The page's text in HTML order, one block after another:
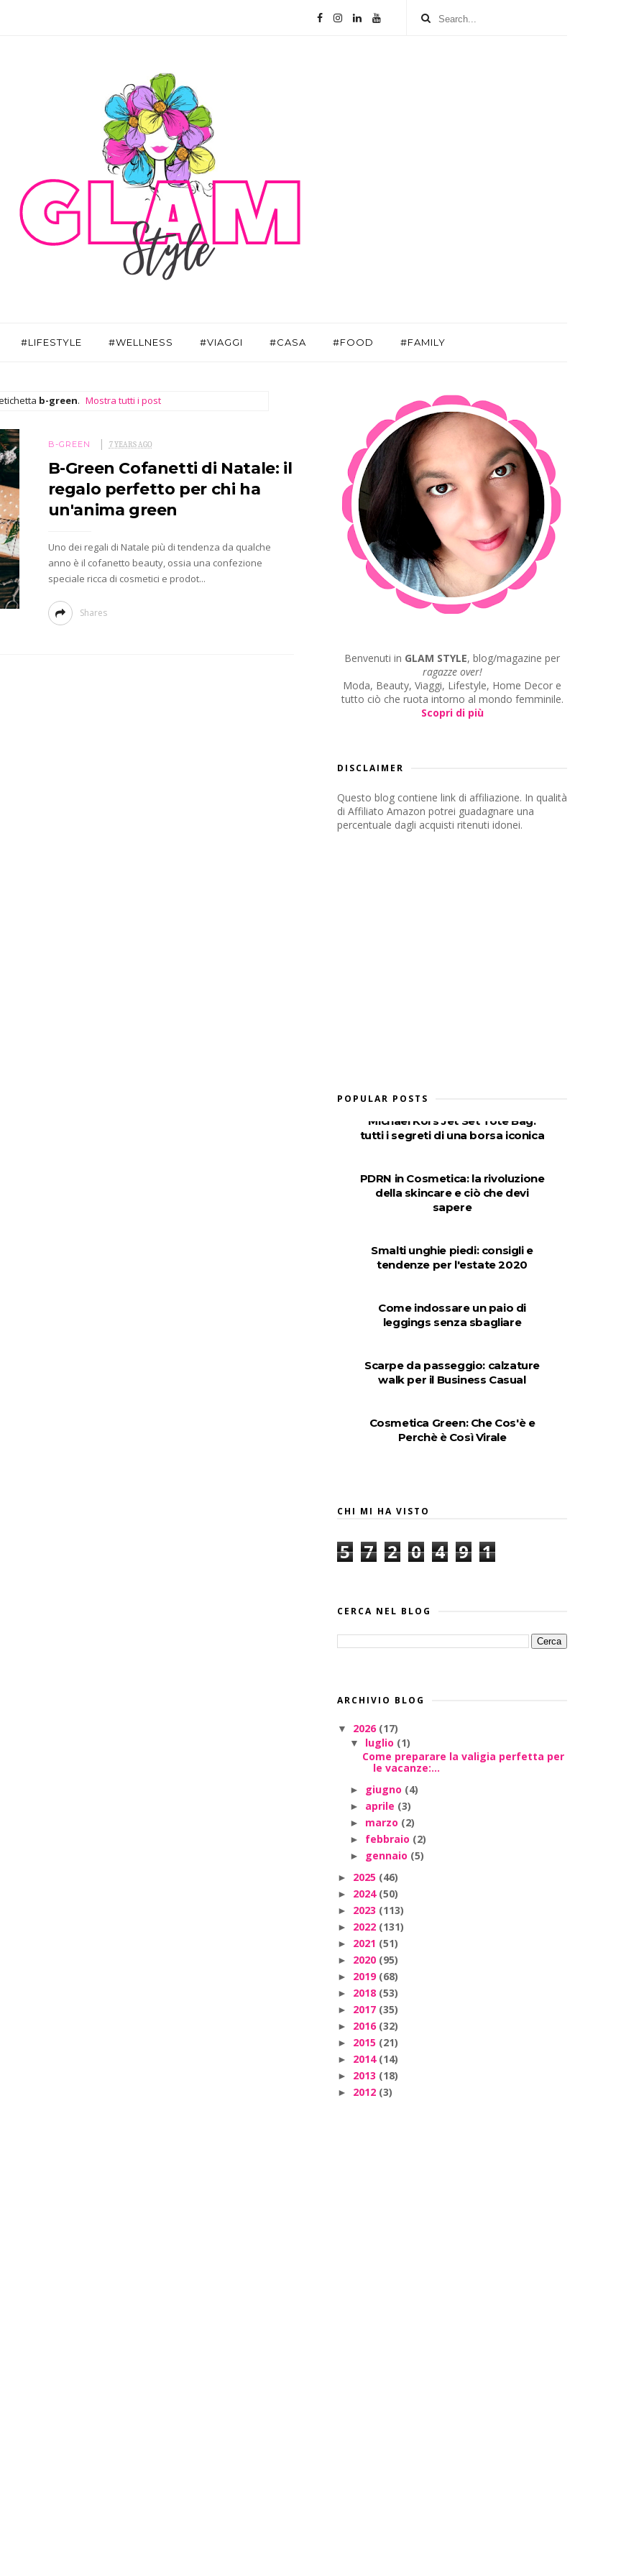
#LIFESTYLE #WELLNESS #VIAGGI #CASA #FOOD #FAMILY
b-green. Mostra tutti i post
B-GREEN 7 YEARS AGO
B-Green Cofanetti di Natale: il
regalo perfetto per chi ha
un'anima green
Uno dei regali di Natale più di tendenza da qualche
anno è il cofanetto beauty, ossia una confezione
speciale ricca di cosmetici e prodot...
Shares
Benvenuti in GLAM STYLE, blog/magazine per
ragazze over!
Moda, Beauty, Viaggi, Lifestyle, Home Decor e
tutto ciò che ruota intorno al mondo femminile.
Scopri di più
DISCLAIMER
Questo blog contiene link di affiliazione. In qualità
di Affiliato Amazon potrei guadagnare una
percentuale dagli acquisti ritenuti idonei.
POPULAR POSTS
Michael Kors Jet Set Tote Bag:
tutti i segreti di una borsa iconica
PDRN in Cosmetica: la rivoluzione
della skincare e ciò che devi
sapere
Smalti unghie piedi: consigli e
tendenze per l'estate 2020
Come indossare un paio di
leggings senza sbagliare
Scarpe da passeggio: calzature
walk per il Business Casual
Cosmetica Green: Che Cos'è e
Perchè è Così Virale
CHI MI HA VISTO
5 7 2 0 4 9 1
CERCA NEL BLOG
ARCHIVIO BLOG
▼ 2026 (17)
▼ luglio (1)
Come preparare la valigia perfetta per
le vacanze:...
► giugno (4)
► aprile (3)
► marzo (2)
► febbraio (2)
► gennaio (5)
► 2025 (46)
► 2024 (50)
► 2023 (113)
► 2022 (131)
► 2021 (51)
► 2020 (95)
► 2019 (68)
► 2018 (53)
► 2017 (35)
► 2016 (32)
► 2015 (21)
► 2014 (14)
► 2013 (18)
► 2012 (3)